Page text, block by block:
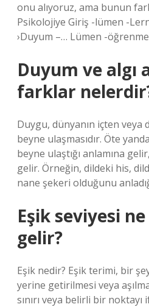
onu alıyoruz, ama bunun
Psikolojiye Giriş -lümen -
›Duyum ​​–… Lümen -
Duyum ve algı
farklar
Duygu, dünyanın içten veya
beyne ulaşmasıdır. Öte
beyne ulaştığı anlamına
gelir. Örneğin, dildeki his,
nane şekeri olduğunu
Eşik seviyesi
gelir?
Eşik nedir? Eşik terimi, bir
yerine getirilmesi veya
sınırı veya belirli bir